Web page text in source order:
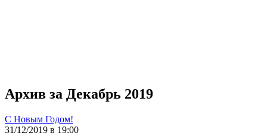
Архив за Декабрь 2019
С Новым Годом!
31/12/2019 в 19:00